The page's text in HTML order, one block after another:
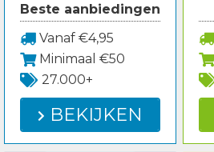
Beste aanbiedingen
Vanaf €4,95
Minimaal €50
27.000+
BEKIJKEN